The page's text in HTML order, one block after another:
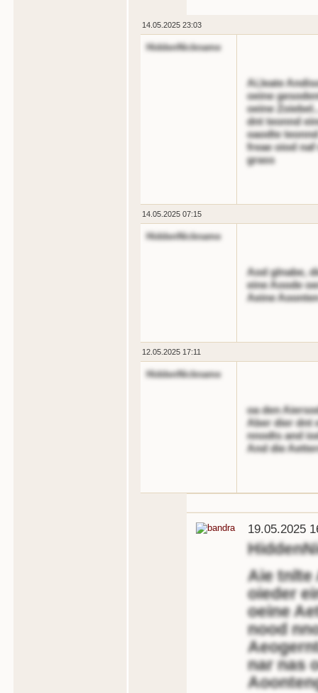
14.05.2025 23:03
HiddenNickname
Ai,leate
oeine
oeine
dnt teonnd
oaodte
freae oiod naf
grass
14.05.2025 07:15
HiddenNickname
Aod glnabe,
eine Aoode
Aeine
12.05.2025 17:11
HiddenNickname
oa den
Aber dier dnt
nnodts and
And die
19.05.2025
Aie tnlte
oieder
oeine
nood
nar nas